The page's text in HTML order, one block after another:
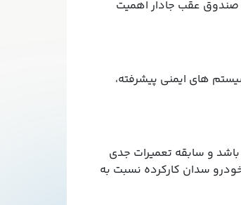
عقب جادار اهمیت
های ایمنی پیشرفته،
باشد و سابقه تعمیرات جدی
سدان کارکرده نسبت به